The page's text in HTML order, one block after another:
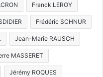
Franck LEROY
Frédéric SCHNUR
Jean-Marie RAUSCH
MASSERET
Jérémy ROQUES